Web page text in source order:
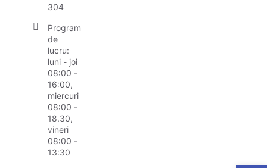
304
Program
de
lucru:
luni - joi
08:00 -
16:00,
miercuri
08:00 -
18.30,
vineri
08:00 -
13:30